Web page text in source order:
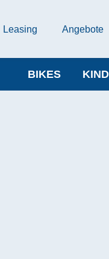
Leasing Angebote
BIKES